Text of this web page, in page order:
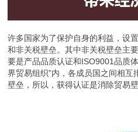
许多国家为了保护自身的利益，设
和非关税壁垒。其中非关税壁垒主
要是产品品质认证和ISO9001品质
界贸易组织”内，各成员国之间相
壁垒，所以，获得认证是消除贸易